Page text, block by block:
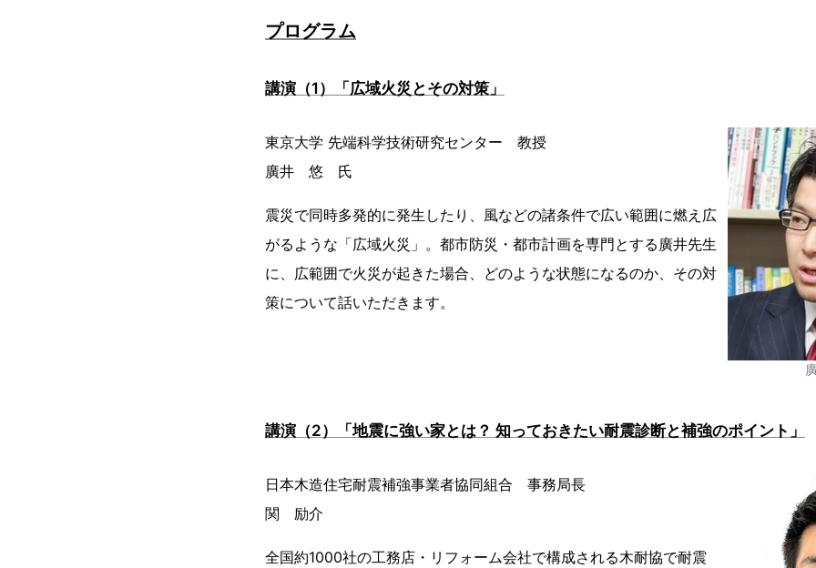
プログラム
講演（1）「広域火災とその対策」
東京大学 先端科学技術研究センター 教授
廣井 悠 氏
震災で同時多発的に発生したり、風などの諸条件で広い範囲に燃え広
がるような「広域火災」。都市防災・都市計画を専門とする廣井先生
に、広範囲で火災が起きた場合、どのような状態になるのか、その対
策について話いただきます。
講演（2）「地震に強い家とは？ 知っておきたい耐震診断と補強のポイント」
日本木造住宅耐震補強事業者協同組合 事務局長
関 励介
全国約1000社の工務店・リフォーム会社で構成される木耐協で耐震